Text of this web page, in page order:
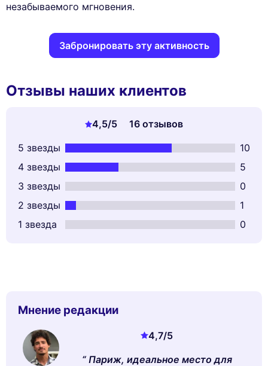
незабываемого мгновения.
Забронировать эту активность
Отзывы наших клиентов
4,5/5
16 отзывов
5 звезды
10
4 звезды
5
3 звезды
0
2 звезды
1
1 звезда
0
Мнение редакции
4,7/5
Париж, идеальное место для